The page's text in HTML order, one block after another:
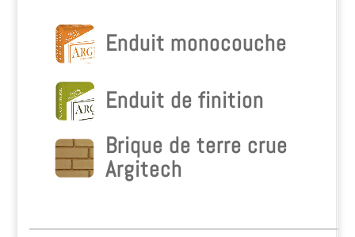
Enduit monocouche
Enduit de finition
Brique de terre crue
Argitech